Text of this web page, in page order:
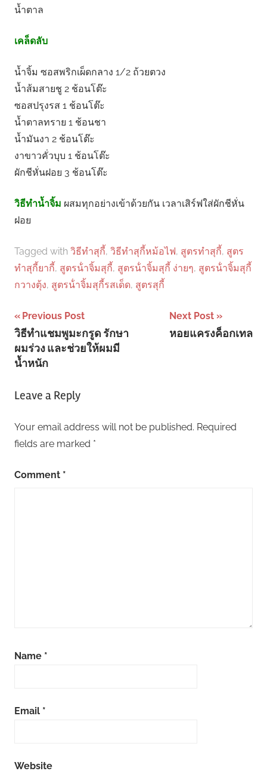
น้ำตาล
เคล็ดลับ
น้ำจิ้ม ซอสพริกเผ็ดกลาง 1/2 ถ้วยตวง
น้ำส้มสายชู 2 ช้อนโต๊ะ
ซอสปรุงรส 1 ช้อนโต๊ะ
น้ำตาลทราย 1 ช้อนชา
น้ำมันงา 2 ช้อนโต๊ะ
งาขาวคั่วบุบ 1 ช้อนโต๊ะ
ผักชีหั่นฝอย 3 ช้อนโต๊ะ
วิธีทำน้ำจิ้ม ผสมทุกอย่างเข้าด้วยกัน เวลาเสิร์ฟใส่ผักชีหั่น
ฝอย
Tagged with วิธีทําสุกี้, วิธีทําสุกี้หม้อไฟ, สูตรทําสุกี้, สูตร
ทําสุกี้ยากี้, สูตรน้ําจิ้มสุกี้, สูตรน้ําจิ้มสุกี้ ง่ายๆ, สูตรน้ําจิ้มสุกี้
กวางตุ้ง, สูตรน้ําจิ้มสุกี้รสเด็ด, สูตรสุกี้
Post
navigation
Previous Post
วิธีทำแชมพูมะกรูด รักษา
ผมร่วง และช่วยให้ผมมี
น้ำหนัก
Next Post
หอยแครงค็อกเทล
Leave a Reply
Your email address will not be published. Required
fields are marked *
Comment *
Name *
Email *
Website